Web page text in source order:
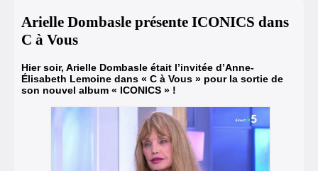
Arielle Dombasle présente ICONICS dans
C à Vous
Hier soir, Arielle Dombasle était l’invitée d’Anne-
Élisabeth Lemoine dans « C à Vous » pour la sortie de
son nouvel album « ICONICS » !